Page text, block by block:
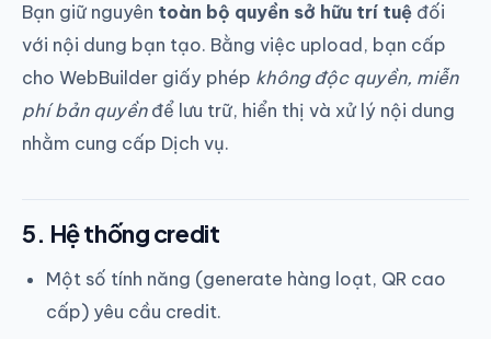
Bạn giữ nguyên toàn bộ quyền sở hữu trí tuệ đối
với nội dung bạn tạo. Bằng việc upload, bạn cấp
cho WebBuilder giấy phép không độc quyền, miễn
phí bản quyềnđể lưu trữ, hiển thị và xử lý nội dung
nhằm cung cấp Dịch vụ.
5. Hệ thống credit
Một số tính năng (generate hàng loạt, QR cao
cấp) yêu cầu credit.